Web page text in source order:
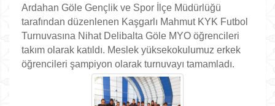
Ardahan Göle Gençlik ve Spor İlçe Müdürlüğü
tarafından düzenlenen Kaşgarlı Mahmut KYK Futbol
Turnuvasına Nihat Delibalta Göle MYO öğrencileri
takım olarak katıldı. Meslek yüksekokulumuz erkek
öğrencileri şampiyon olarak turnuvayı tamamladı.